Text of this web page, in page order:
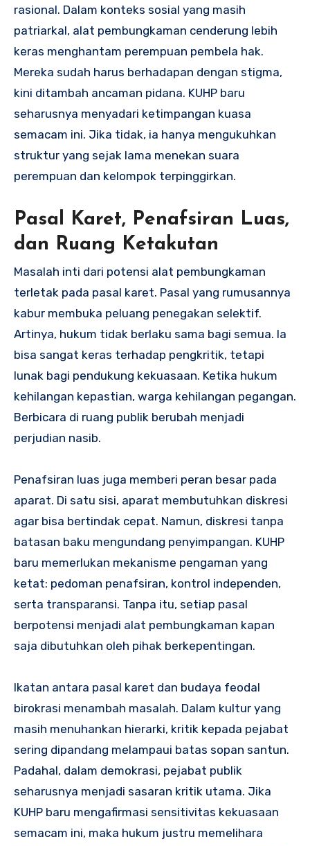
rasional. Dalam konteks sosial yang masih
patriarkal, alat pembungkaman cenderung lebih
keras menghantam perempuan pembela hak.
Mereka sudah harus berhadapan dengan stigma,
kini ditambah ancaman pidana. KUHP baru
seharusnya menyadari ketimpangan kuasa
semacam ini. Jika tidak, ia hanya mengukuhkan
struktur yang sejak lama menekan suara
perempuan dan kelompok terpinggirkan.
Pasal Karet, Penafsiran Luas,
dan Ruang Ketakutan
Masalah inti dari potensi alat pembungkaman
terletak pada pasal karet. Pasal yang rumusannya
kabur membuka peluang penegakan selektif.
Artinya, hukum tidak berlaku sama bagi semua. Ia
bisa sangat keras terhadap pengkritik, tetapi
lunak bagi pendukung kekuasaan. Ketika hukum
kehilangan kepastian, warga kehilangan pegangan.
Berbicara di ruang publik berubah menjadi
perjudian nasib.
Penafsiran luas juga memberi peran besar pada
aparat. Di satu sisi, aparat membutuhkan diskresi
agar bisa bertindak cepat. Namun, diskresi tanpa
batasan baku mengundang penyimpangan. KUHP
baru memerlukan mekanisme pengaman yang
ketat: pedoman penafsiran, kontrol independen,
serta transparansi. Tanpa itu, setiap pasal
berpotensi menjadi alat pembungkaman kapan
saja dibutuhkan oleh pihak berkepentingan.
Ikatan antara pasal karet dan budaya feodal
birokrasi menambah masalah. Dalam kultur yang
masih menuhankan hierarki, kritik kepada pejabat
sering dipandang melampaui batas sopan santun.
Padahal, dalam demokrasi, pejabat publik
seharusnya menjadi sasaran kritik utama. Jika
KUHP baru mengafirmasi sensitivitas kekuasaan
semacam ini, maka hukum justru memelihara